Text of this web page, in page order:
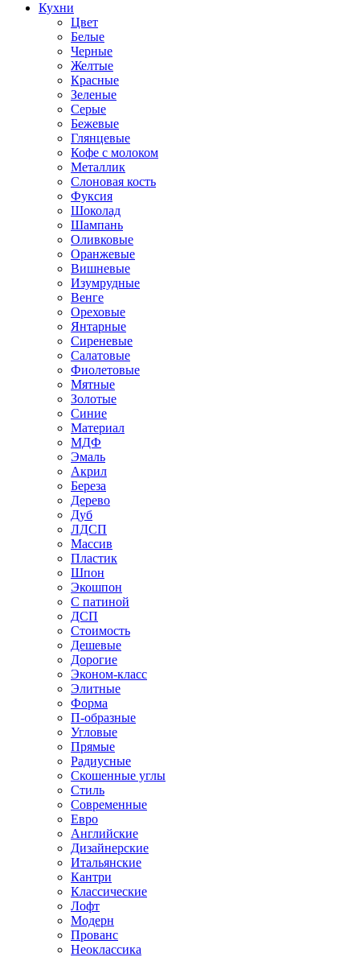
Кухни
Цвет
Белые
Черные
Желтые
Красные
Зеленые
Серые
Бежевые
Глянцевые
Кофе с молоком
Металлик
Слоновая кость
Фуксия
Шоколад
Шампань
Оливковые
Оранжевые
Вишневые
Изумрудные
Венге
Ореховые
Янтарные
Сиреневые
Салатовые
Фиолетовые
Мятные
Золотые
Синие
Материал
МДФ
Эмаль
Акрил
Береза
Дерево
Дуб
ЛДСП
Массив
Пластик
Шпон
Экошпон
С патиной
ДСП
Стоимость
Дешевые
Дорогие
Эконом-класс
Элитные
Форма
П-образные
Угловые
Прямые
Радиусные
Скошенные углы
Стиль
Современные
Евро
Английские
Дизайнерские
Итальянские
Кантри
Классические
Лофт
Модерн
Прованс
Неоклассика